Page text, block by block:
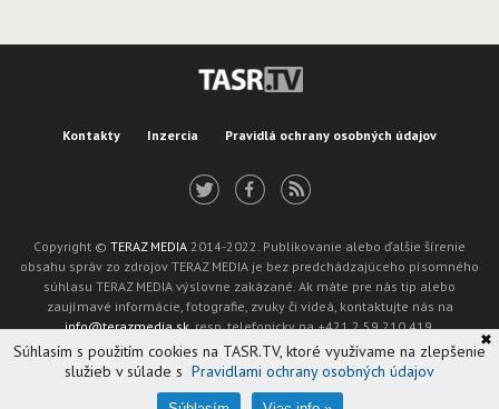
Kontakty Inzercia Pravidlá ochrany osobných údajov
Copyright © TERAZ MEDIA 2014-2022. Publikovanie alebo ďalšie šírenie
obsahu správ zo zdrojov TERAZ MEDIA je bez predchádzajúceho písomného
súhlasu TERAZ MEDIA výslovne zakázané. Ak máte pre nás tip alebo
zaujímavé informácie, fotografie, zvuky či videá, kontaktujte nás na
info@terazmedia.sk, resp. telefonicky na +421 2 59 210 419.
Žiadosť o zverejnenie opravy v zmysle zákona o publikáciách je možné zaslať
na adresu oprava@tasr.sk.
Súhlasím s použitím cookies na TASR.TV, ktoré využívame na zlepšenie
služieb v súlade s Pravidlami ochrany osobných údajov
✖